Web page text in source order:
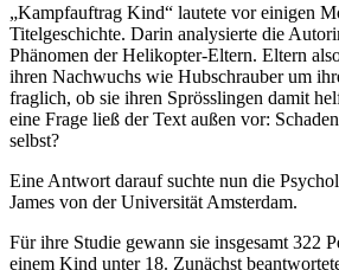
„Kampfauftrag Kind“ lautete vor einigen
Titelgeschichte. Darin analysierte die
Phänomen der Helikopter-Eltern. Eltern
ihren Nachwuchs wie Hubschrauber um
fraglich, ob sie ihren Sprösslingen damit
eine Frage ließ der Text außen vor:
selbst?
Eine Antwort darauf suchte nun die
James von der Universität Amsterdam.
Für ihre Studie gewann sie insgesamt 322
einem Kind unter 18. Zunächst